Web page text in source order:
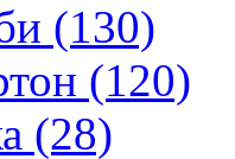
(130)
(120)
(28)